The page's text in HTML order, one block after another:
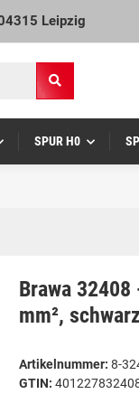
Leipzig
SPUR H0
Brawa
mm²,
Artikelnummer: 8-
GTIN: